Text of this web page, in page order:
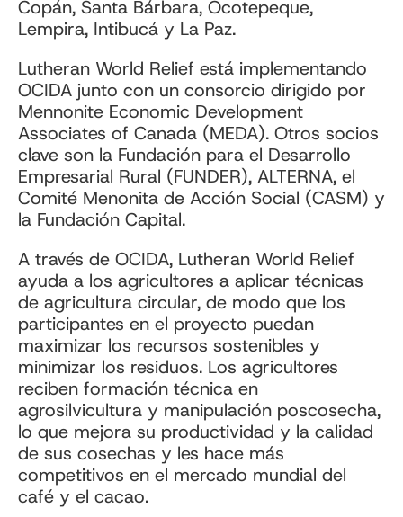
Copán, Santa Bárbara, Ocotepeque,
Lempira, Intibucá y La Paz.
Lutheran World Relief está implementando
OCIDA junto con un consorcio dirigido por
Mennonite Economic Development
Associates of Canada (MEDA). Otros socios
clave son la Fundación para el Desarrollo
Empresarial Rural (FUNDER), ALTERNA, el
Comité Menonita de Acción Social (CASM) y
la Fundación Capital.
A través de OCIDA, Lutheran World Relief
ayuda a los agricultores a aplicar técnicas
de agricultura circular, de modo que los
participantes en el proyecto puedan
maximizar los recursos sostenibles y
minimizar los residuos. Los agricultores
reciben formación técnica en
agrosilvicultura y manipulación poscosecha,
lo que mejora su productividad y la calidad
de sus cosechas y les hace más
competitivos en el mercado mundial del
café y el cacao.